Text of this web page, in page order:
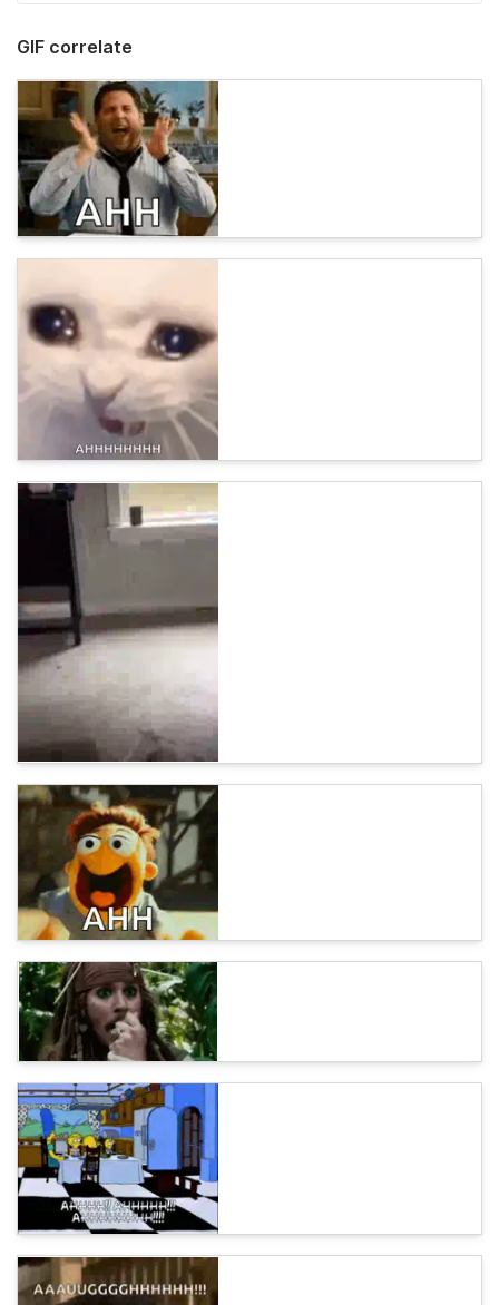
GIF correlate